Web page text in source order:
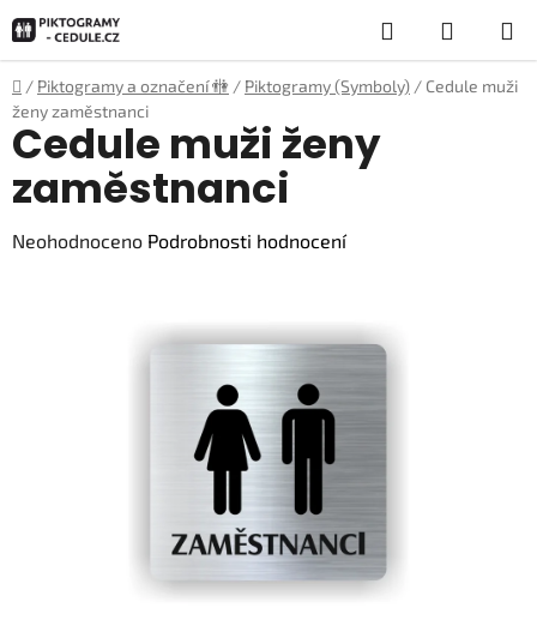
na
obsah
Hledat
KOŠÍK
Domů
/ Piktogramy a označení 🚻 / Piktogramy (Symboly) / Cedule muži
ženy zaměstnanci
Cedule muži ženy
zaměstnanci
Průměrné
Neohodnoceno Podrobnosti hodnocení